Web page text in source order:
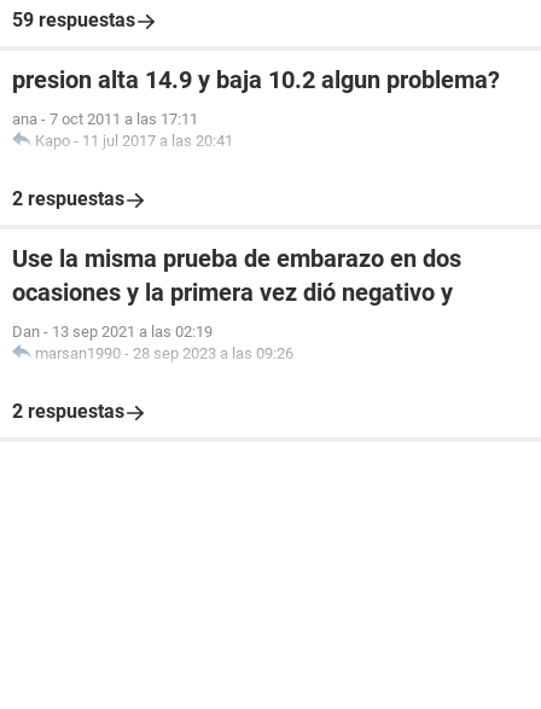
59 respuestas
presion alta 14.9 y baja 10.2 algun problema?
ana - 7 oct 2011 a las 17:11
Kapo - 11 jul 2017 a las 20:41
2 respuestas
Use la misma prueba de embarazo en dos
ocasiones y la primera vez dió negativo y
Dan - 13 sep 2021 a las 02:19
marsan1990 - 28 sep 2023 a las 09:26
2 respuestas